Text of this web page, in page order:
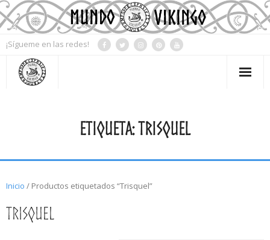
¡Sígueme en las redes!
Blog
Mitología
ETIQUETA:TRISQUEL
Inicio / Productos etiquetados “Trisquel”
Trisquel